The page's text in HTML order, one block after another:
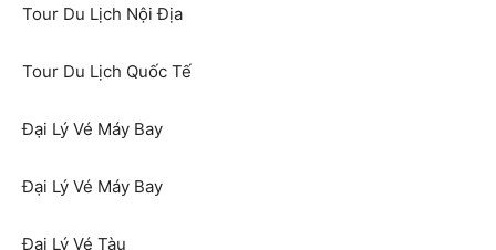
Tour Du Lịch Nội Địa
Tour Du Lịch Quốc Tế
Đại Lý Vé Máy Bay
Đại Lý Vé Máy Bay
Đại Lý Vé Tàu